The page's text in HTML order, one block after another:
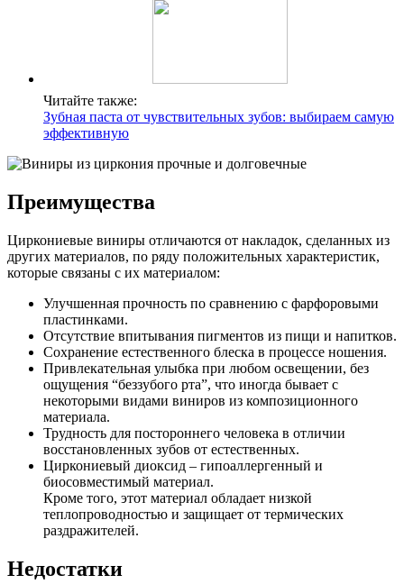
Читайте также:
Зубная паста от чувствительных зубов: выбираем самую
эффективную
Преимущества
Циркониевые виниры отличаются от накладок, сделанных из
других материалов, по ряду положительных характеристик,
которые связаны с их материалом:
Улучшенная прочность по сравнению с фарфоровыми
пластинками.
Отсутствие впитывания пигментов из пищи и напитков.
Сохранение естественного блеска в процессе ношения.
Привлекательная улыбка при любом освещении, без
ощущения “беззубого рта”, что иногда бывает с
некоторыми видами виниров из композиционного
материала.
Трудность для постороннего человека в отличии
восстановленных зубов от естественных.
Циркониевый диоксид – гипоаллергенный и
биосовместимый материал.
Кроме того, этот материал обладает низкой
теплопроводностью и защищает от термических
раздражителей.
Недостатки